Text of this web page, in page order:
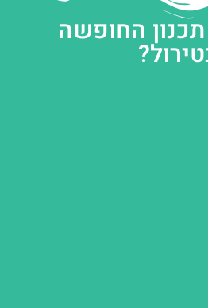
החופשה